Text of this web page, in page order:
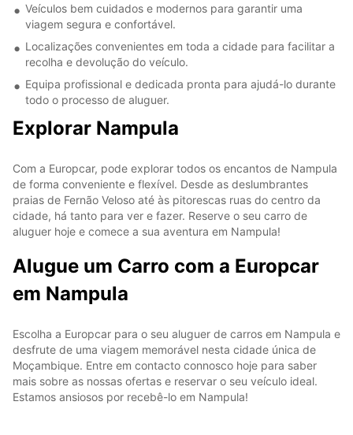
Veículos bem cuidados e modernos para garantir uma
viagem segura e confortável.
Localizações convenientes em toda a cidade para facilitar a
recolha e devolução do veículo.
Equipa profissional e dedicada pronta para ajudá-lo durante
todo o processo de aluguer.
Explorar Nampula
Com a Europcar, pode explorar todos os encantos de Nampula
de forma conveniente e flexível. Desde as deslumbrantes
praias de Fernão Veloso até às pitorescas ruas do centro da
cidade, há tanto para ver e fazer. Reserve o seu carro de
aluguer hoje e comece a sua aventura em Nampula!
Alugue um Carro com a Europcar
em Nampula
Escolha a Europcar para o seu aluguer de carros em Nampula e
desfrute de uma viagem memorável nesta cidade única de
Moçambique. Entre em contacto connosco hoje para saber
mais sobre as nossas ofertas e reservar o seu veículo ideal.
Estamos ansiosos por recebê-lo em Nampula!